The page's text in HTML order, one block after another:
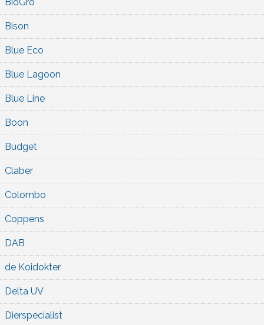
Bison
Blue Eco
Blue Lagoon
Blue Line
Boon
Budget
Claber
Colombo
Coppens
DAB
de Koidokter
Delta UV
Dierspecialist